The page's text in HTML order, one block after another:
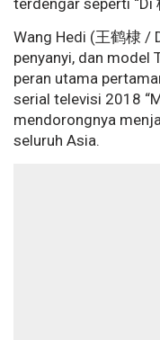
terdengar seperti “Di
Wang Hedi (王鹤棣 /
penyanyi, dan model
peran utama
serial televisi 2018
mendorongnya
seluruh Asia.